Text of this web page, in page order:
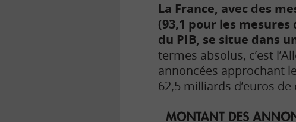
La France, avec des
(93,1 pour les mesures
du PIB, se situe dans
termes absolus, c’est
annoncées approchant
62,5 milliards d’euros